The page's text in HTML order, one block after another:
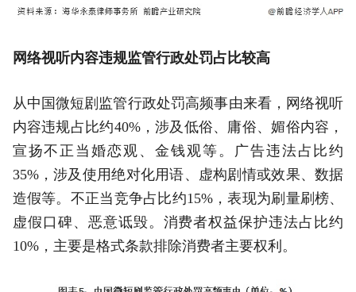
网络视听内容违规监管行政处罚占比较高
从中国微短剧监管行政处罚高频事由来看，网络视听
内容违规占比约40%，涉及低俗、庸俗、媚俗内容，
宣扬不正当婚恋观、金钱观等。广告违法占比约
35%，涉及使用绝对化用语、虚构剧情或效果、数据
造假等。不正当竞争占比约15%，表现为刷量刷榜、
虚假口碑、恶意诋毁。消费者权益保护违法占比约
10%，主要是格式条款排除消费者主要权利。